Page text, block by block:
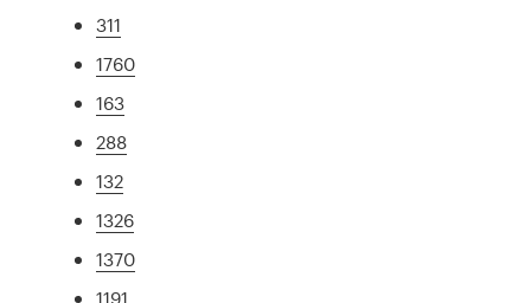
311
1760
163
288
132
1326
1370
1191